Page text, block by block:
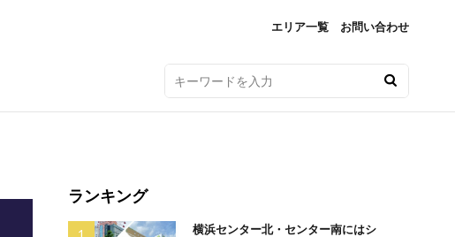
エリア一覧 お問い合わせ
ランキング
横浜センター北・センター南にはシ